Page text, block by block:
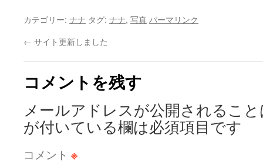
カテゴリー: ナナ タグ: ナナ, 写真 パーマリンク
← サイト更新しました
コメントを残す
メールアドレスが公開されるこ
が付いている欄は必須項目です
コメント ※